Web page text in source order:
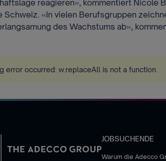
reagieren», kommentiert Nicole
Schweiz. «In vielen Berufsgruppen
des Wachstums ab»,
error occurred: w.replaceAll is not a function
JOBSUCHENDE
Warum die Adecco